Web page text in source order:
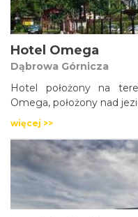
Hotel Omega
Dąbrowa Górnicza
Hotel położony na
Omega, położony nad
więcej >>